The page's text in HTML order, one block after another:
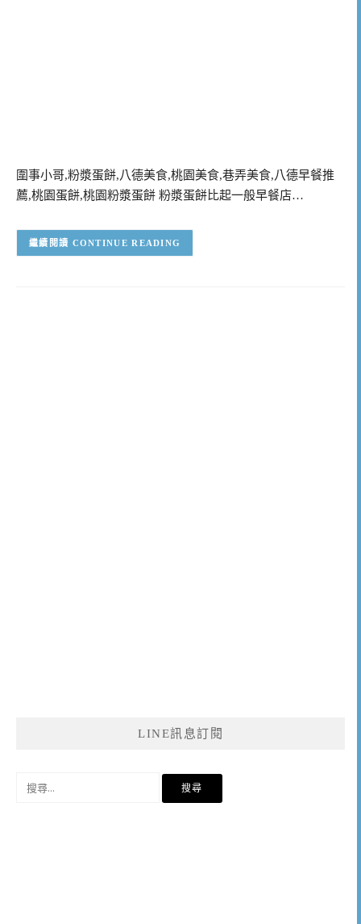
圍事小哥,粉漿蛋餅,八德美食,桃園美食,巷弄美食,八德早餐推
薦,桃園蛋餅,桃園粉漿蛋餅 粉漿蛋餅比起一般早餐店…
CONTINUE READING
LINE訊息訂閱